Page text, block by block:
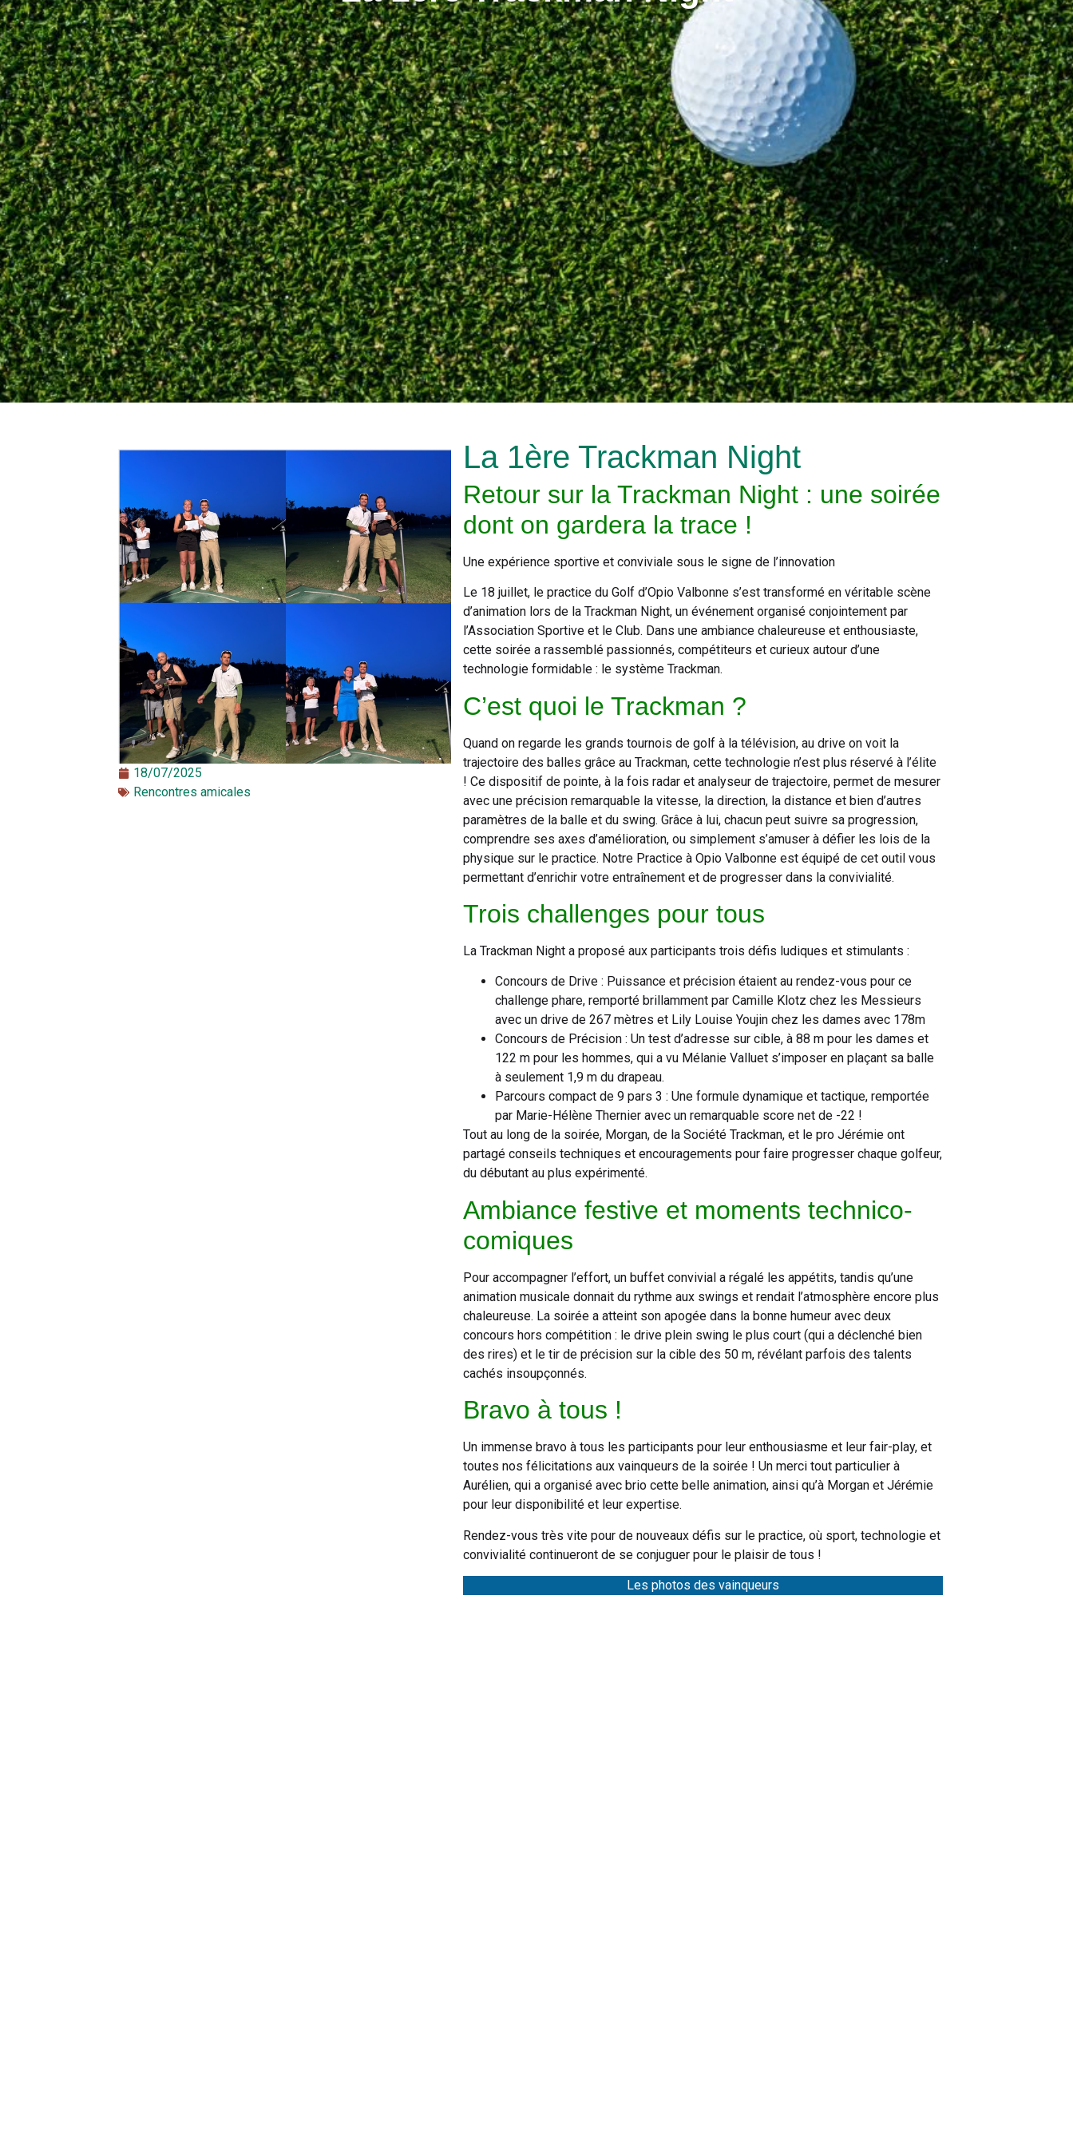
18/07/2025
Rencontres amicales
La 1ère Trackman Night
Retour sur la Trackman Night : une soirée
dont on gardera la trace !
Une expérience sportive et conviviale sous le signe de l’innovation
Le 18 juillet, le practice du Golf d’Opio Valbonne s’est transformé en véritable scène
d’animation lors de la Trackman Night, un événement organisé conjointement par
l’Association Sportive et le Club. Dans une ambiance chaleureuse et enthousiaste,
cette soirée a rassemblé passionnés, compétiteurs et curieux autour d’une
technologie formidable : le système Trackman.
C’est quoi le Trackman ?
Quand on regarde les grands tournois de golf à la télévision, au drive on voit la
trajectoire des balles grâce au Trackman, cette technologie n’est plus réservé à l’élite
! Ce dispositif de pointe, à la fois radar et analyseur de trajectoire, permet de mesurer
avec une précision remarquable la vitesse, la direction, la distance et bien d’autres
paramètres de la balle et du swing. Grâce à lui, chacun peut suivre sa progression,
comprendre ses axes d’amélioration, ou simplement s’amuser à défier les lois de la
physique sur le practice. Notre Practice à Opio Valbonne est équipé de cet outil vous
permettant d’enrichir votre entraînement et de progresser dans la convivialité.
Trois challenges pour tous
La Trackman Night a proposé aux participants trois défis ludiques et stimulants :
Concours de Drive : Puissance et précision étaient au rendez-vous pour ce
challenge phare, remporté brillamment par Camille Klotz chez les Messieurs
avec un drive de 267 mètres et Lily Louise Youjin chez les dames avec 178m
Concours de Précision : Un test d’adresse sur cible, à 88 m pour les dames et
122 m pour les hommes, qui a vu Mélanie Valluet s’imposer en plaçant sa balle
à seulement 1,9 m du drapeau.
Parcours compact de 9 pars 3 : Une formule dynamique et tactique, remportée
par Marie-Hélène Thernier avec un remarquable score net de -22 !
Tout au long de la soirée, Morgan, de la Société Trackman, et le pro Jérémie ont
partagé conseils techniques et encouragements pour faire progresser chaque golfeur,
du débutant au plus expérimenté.
Ambiance festive et moments technico-
comiques
Pour accompagner l’effort, un buffet convivial a régalé les appétits, tandis qu’une
animation musicale donnait du rythme aux swings et rendait l’atmosphère encore plus
chaleureuse. La soirée a atteint son apogée dans la bonne humeur avec deux
concours hors compétition : le drive plein swing le plus court (qui a déclenché bien
des rires) et le tir de précision sur la cible des 50 m, révélant parfois des talents
cachés insoupçonnés.
Bravo à tous !
Un immense bravo à tous les participants pour leur enthousiasme et leur fair-play, et
toutes nos félicitations aux vainqueurs de la soirée ! Un merci tout particulier à
Aurélien, qui a organisé avec brio cette belle animation, ainsi qu’à Morgan et Jérémie
pour leur disponibilité et leur expertise.
Rendez-vous très vite pour de nouveaux défis sur le practice, où sport, technologie et
convivialité continueront de se conjuguer pour le plaisir de tous !
Les photos des vainqueurs